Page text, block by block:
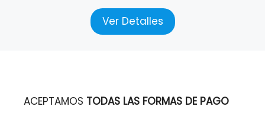
Ver Detalles
ACEPTAMOS TODAS LAS FORMAS DE PAGO